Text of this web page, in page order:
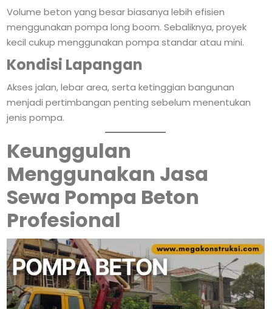
Volume beton yang besar biasanya lebih efisien
menggunakan pompa long boom. Sebaliknya, proyek
kecil cukup menggunakan pompa standar atau mini.
Kondisi Lapangan
Akses jalan, lebar area, serta ketinggian bangunan
menjadi pertimbangan penting sebelum menentukan
jenis pompa.
Keunggulan
Menggunakan Jasa
Sewa Pompa Beton
Profesional